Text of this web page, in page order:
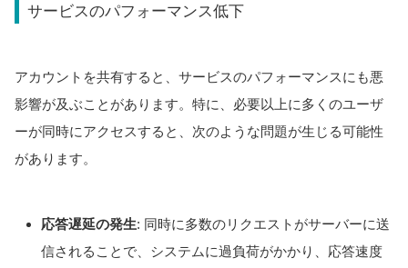
サービスのパフォーマンス低下
アカウントを共有すると、サービスのパフォーマンスにも悪
影響が及ぶことがあります。特に、必要以上に多くのユーザ
ーが同時にアクセスすると、次のような問題が生じる可能性
があります。
応答遅延の発生: 同時に多数のリクエストがサーバーに送
信されることで、システムに過負荷がかかり、応答速度